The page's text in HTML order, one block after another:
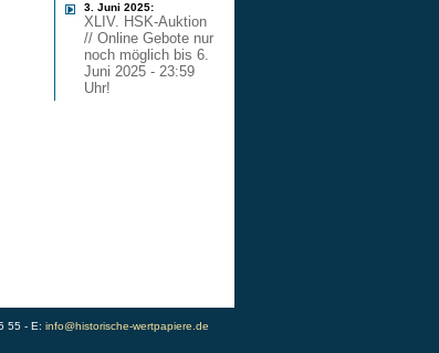
3. Juni 2025:
XLIV. HSK-Auktion
// Online Gebote nur
noch möglich bis 6.
Juni 2025 - 23:59
Uhr!
55 - E: info@historische-wertpapiere.de